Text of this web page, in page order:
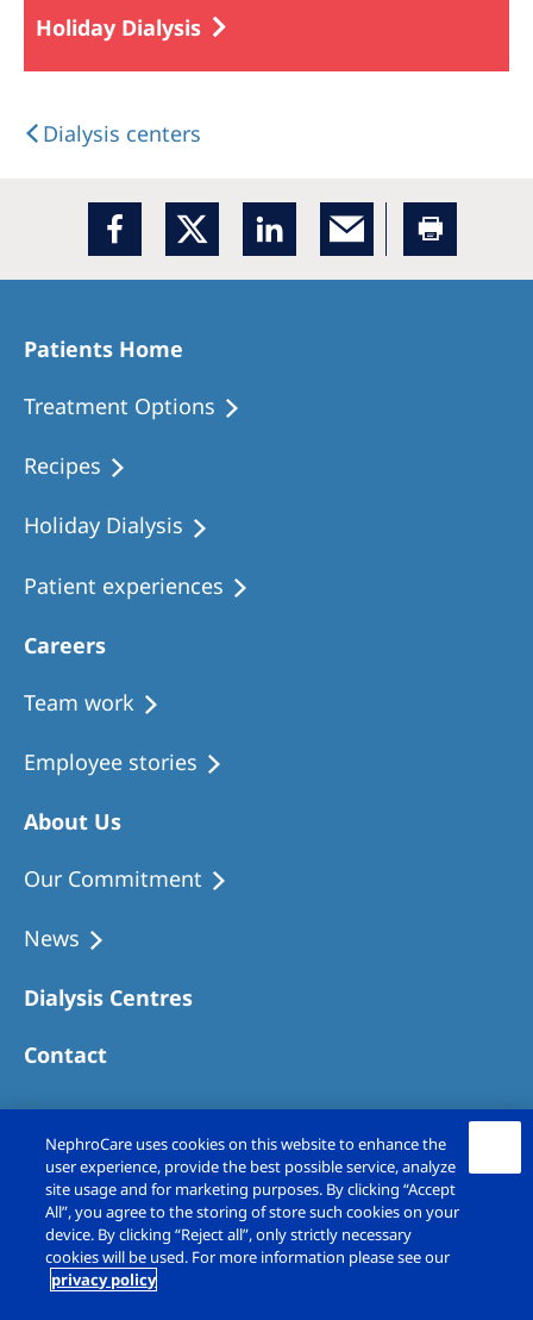
Holiday Dialysis
Dialysis centers
Patients Home
Treatment Options
Recipes
Holiday Dialysis
Patient experiences
Careers
Team work
Employee stories
About Us
Our Commitment
News
Dialysis Centres
Contact
Copyright © Fresenius Medical Care (UK)
NephroCare uses cookies on this website to enhance the
user experience, provide the best possible service, analyze
site usage and for marketing purposes. By clicking “Accept
All”, you agree to the storing of store such cookies on your
device. By clicking “Reject all”, only strictly necessary
cookies will be used. For more information please see our
privacy policy